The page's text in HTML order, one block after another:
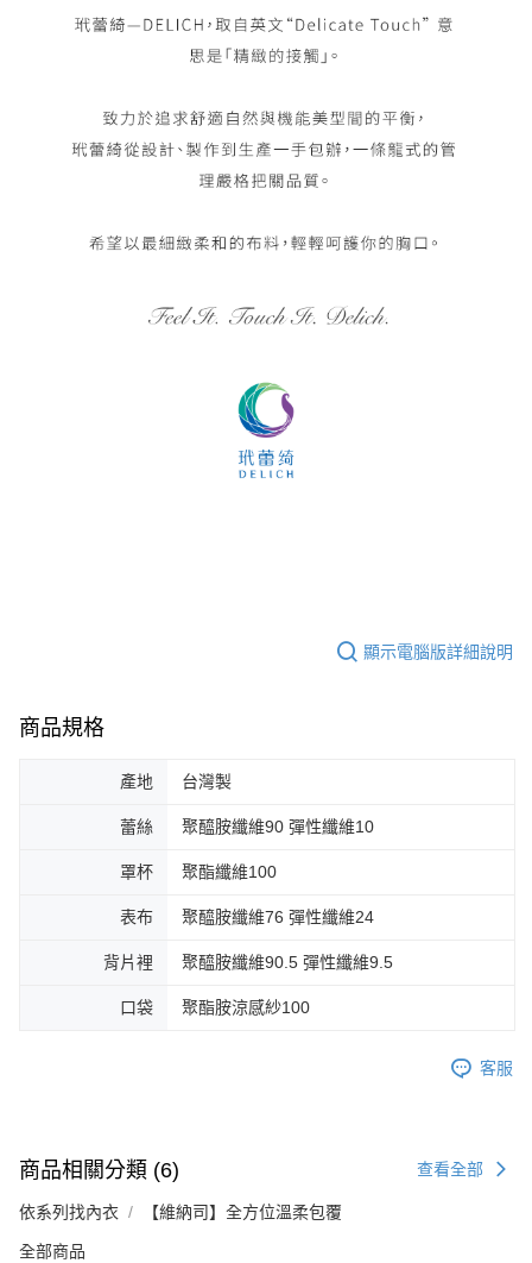
顯示電腦版詳細說明
商品規格
產地 台灣製
蕾絲 聚醯胺纖維90 彈性纖維10
罩杯 聚酯纖維100
表布 聚醯胺纖維76 彈性纖維24
背片裡 聚醯胺纖維90.5 彈性纖維9.5
口袋 聚酯胺涼感紗100
客服
商品相關分類 (6) 查看全部
依系列找內衣 【維納司】全方位溫柔包覆
全部商品